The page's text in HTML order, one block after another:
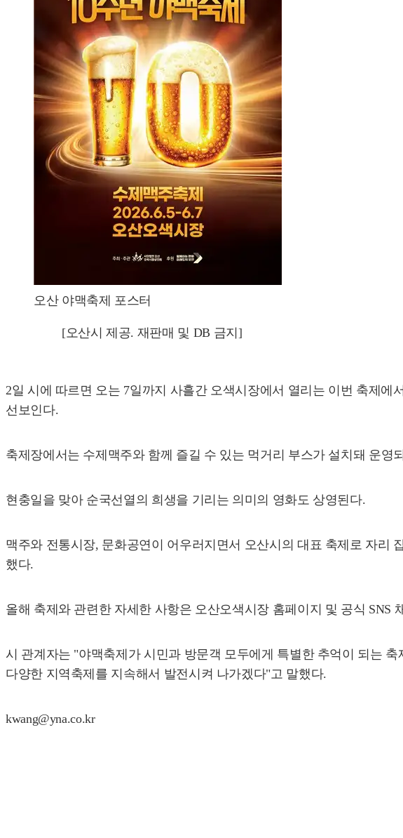
오산 야맥축제 포스터
[오산시 제공. 재판매 및 DB 금지]
2일 시에 따르면 오는 7일까지 사흘간 오색시장에서 열리는 이번 축제에
선보인다.
축제장에서는 수제맥주와 함께 즐길 수 있는 먹거리 부스가 설치돼 운
현충일을 맞아 순국선열의 희생을 기리는 의미의 영화도 상영된다.
맥주와 전통시장, 문화공연이 어우러지면서 오산시의 대표 축제로 자리
했다.
올해 축제와 관련한 자세한 사항은 오산오색시장 홈페이지 및 공식 SNS
시 관계자는 "야맥축제가 시민과 방문객 모두에게 특별한 추억이 되는
다양한 지역축제를 지속해서 발전시켜 나가겠다"고 말했다.
kwang@yna.co.kr